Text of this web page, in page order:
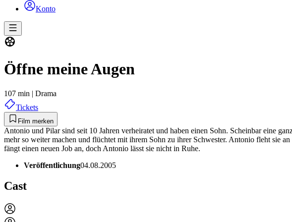
Konto
Öffne meine Augen
107 min | Drama
Tickets
Film merken
Antonio und Pilar sind seit 10 Jahren verheiratet und haben einen Sohn. Scheinbar eine
mehr so weiter machen und flüchtet mit ihrem Sohn zu ihrer Schwester. Antonio fleht sie
fängt einen neuen Job an, doch Antonio lässt sie nicht in Ruhe.
Veröffentlichung04.08.2005
Cast